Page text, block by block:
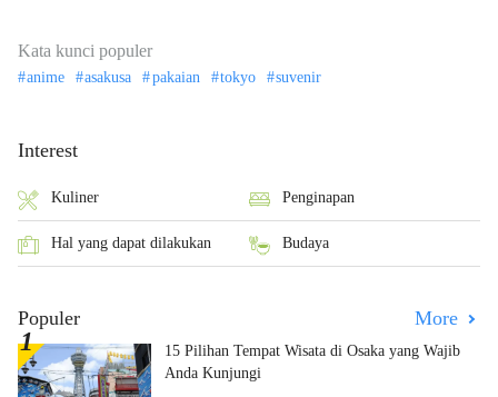
Kata kunci populer
anime asakusa pakaian tokyo suvenir
Interest
Kuliner Penginapan
Hal yang dapat dilakukan Budaya
Populer More
15 Pilihan Tempat Wisata di Osaka yang Wajib
Anda Kunjungi